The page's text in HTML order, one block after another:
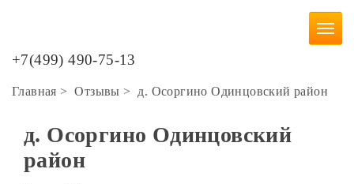
+7(499) 490-75-13
Главная > Отзывы > д. Осоргино Одинцовский район
д. Осоргино Одинцовский
район